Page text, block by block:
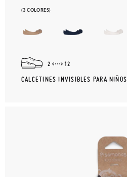
(3 COLORES)
2 12
CALCETINES INVISIBLES PARA NIÑOS